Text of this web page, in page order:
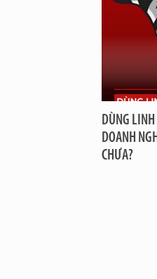
DÙNG LINH
DOANH
CHƯA?